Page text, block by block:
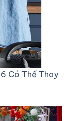
Có Thể Thay